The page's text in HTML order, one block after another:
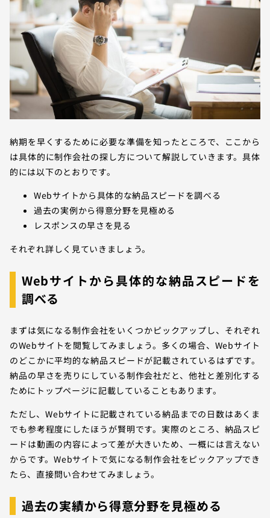
納期を早くするために必要な準備を知ったところで、ここから
は具体的に制作会社の探し方について解説していきます。具体
的には以下のとおりです。
Webサイトから具体的な納品スピードを調べる
過去の実例から得意分野を見極める
レスポンスの早さを見る
それぞれ詳しく見ていきましょう。
Webサイトから具体的な納品スピードを
調べる
まずは気になる制作会社をいくつかピックアップし、それぞれ
のWebサイトを閲覧してみましょう。多くの場合、Webサイト
のどこかに平均的な納品スピードが記載されているはずです。
納品の早さを売りにしている制作会社だと、他社と差別化する
ためにトップページに記載していることもあります。
ただし、Webサイトに記載されている納品までの日数はあくま
でも参考程度にしたほうが賢明です。実際のところ、納品スピ
ードは動画の内容によって差が大きいため、一概には言えない
からです。Webサイトで気になる制作会社をピックアップでき
たら、直接問い合わせてみましょう。
過去の実績から得意分野を見極める